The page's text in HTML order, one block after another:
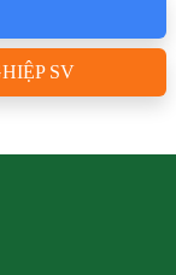
SV